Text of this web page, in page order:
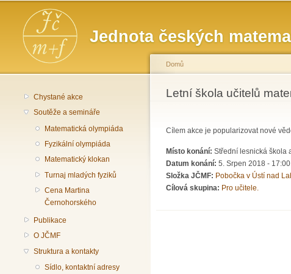
Jednota českých
Hlavní menu
Chystané akce
Soutěže a semináře
Matematická olympiáda
Fyzikální olympiáda
Matematický klokan
Turnaj mladých fyziků
Cena Martina
Černohorského
Publikace
O JČMF
Struktura a kontakty
Sídlo, kontaktní adresy
Jste zde
Domů
Letní škola učitelů
Cílem akce je popularizovat nové
Místo konání: Střední lesnická škola
Datum konání: 5. Srpen 2018 - 17:00
Složka JČMF: Pobočka v Ústí nad
Cílová skupina: Pro učitele.